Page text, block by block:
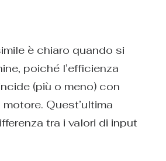
è chiaro quando si
poiché l’efficienza
(più o meno) con
motore. Quest’ultima
tra i valori di input